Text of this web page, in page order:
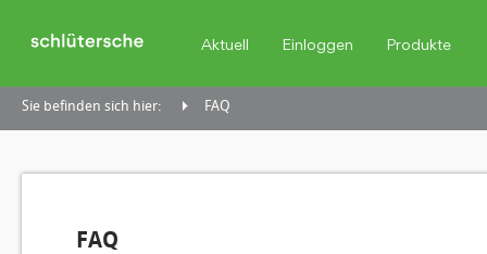
Aktuell Einloggen Produkte
Sie befinden sich hier: FAQ
FAQ